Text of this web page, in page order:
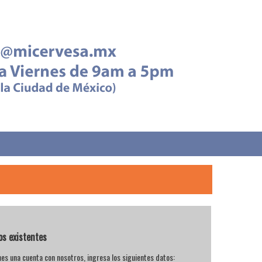
existentes
una cuenta con nosotros, ingresa los siguientes datos: